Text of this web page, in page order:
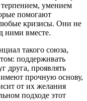
умением
помогают
любые кризисы. Они не
ними вместе.
такого союза,
поддерживать
друга, проявлять
прочную основу,
от их желания
подходе этот